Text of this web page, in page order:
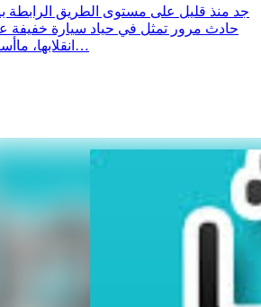
جد منذ قليل على مستوى الطريق الرابطة
حادث مرور تمثل في حياد سيارة خفيفة
انقلابها، ماأسفر عن اصابة سائقها مع…